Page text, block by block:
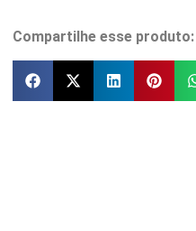
Compartilhe esse produto: